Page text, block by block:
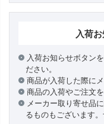
入荷
入荷お知らせボタン
ださい。
商品が入荷した際に
商品の入荷やご注文
メーカー取り寄せ品
るものもございます。